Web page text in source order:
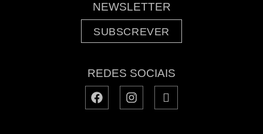
NEWSLETTER
SUBSCREVER
REDES SOCIAIS